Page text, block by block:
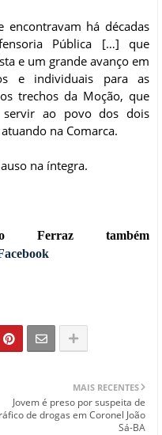
encontravam há décadas
Pública […] que
e um grande avanço em
e individuais para as
trechos da Moção, que
servir ao povo dos dois
na Comarca.
na íntegra.
Ferraz também
MAIS RECENTES
Jovem é preso por suspeita de
de drogas em Coronel João
Sá-BA